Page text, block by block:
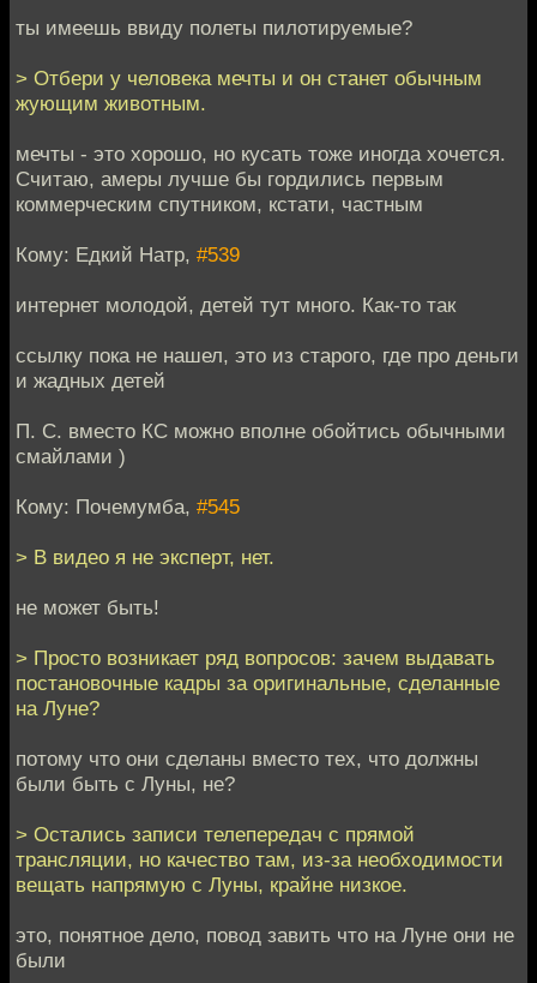
ты имеешь ввиду полеты пилотируемые?
> Отбери у человека мечты и он станет обычным
жующим животным.
мечты - это хорошо, но кусать тоже иногда хочется.
Считаю, амеры лучше бы гордились первым
коммерческим спутником, кстати, частным
Кому: Едкий Натр, #539
интернет молодой, детей тут много. Как-то так
ссылку пока не нашел, это из старого, где про деньги
и жадных детей
П. С. вместо КС можно вполне обойтись обычными
смайлами )
Кому: Почемумба, #545
> В видео я не эксперт, нет.
не может быть!
> Просто возникает ряд вопросов: зачем выдавать
постановочные кадры за оригинальные, сделанные
на Луне?
потому что они сделаны вместо тех, что должны
были быть с Луны, не?
> Остались записи телепередач с прямой
трансляции, но качество там, из-за необходимости
вещать напрямую с Луны, крайне низкое.
это, понятное дело, повод завить что на Луне они не
были